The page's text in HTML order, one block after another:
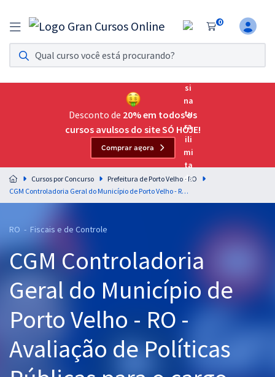
0
Assinatura Ilimitada 11
Acesso a todos os cursos. Teste grátis por 7 dias!
Assinatura OAB Até Passar
Acesso ilimitado a toda preparação para o Exame da
Residências Multiprofissionais
Preparação completa e intensiva para as principais
residências em saúde do Brasil
Cursos 20% OFF
Pós
Graduação
OAB
Mentorias
Desconto de 20% em todos os
cursos avulsos do site SÓ HOJE!
Comprar agora
Cursos por Concurso
Prefeitura de Porto Velho - RO
CGM Controladoria Geral do Município de Porto Velho - RO - Avaliação de Políticas Públicas para o cargo 1: Auditor - Professor Leonardo Albernaz
RO - Fiscais e de Controle
CGM Controladoria
Geral do Município de
Porto Velho - RO -
Avaliação de Políticas